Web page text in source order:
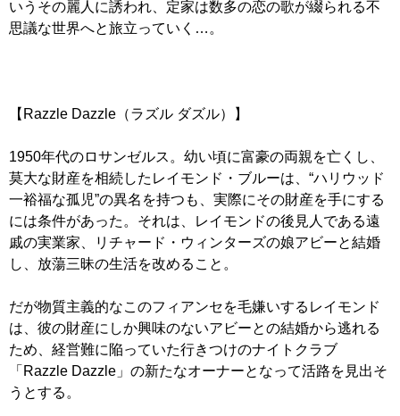
いうその麗人に誘われ、定家は数多の恋の歌が綴られる不
思議な世界へと旅立っていく…。
【Razzle Dazzle（ラズル ダズル）】
1950年代のロサンゼルス。幼い頃に富豪の両親を亡くし、
莫大な財産を相続したレイモンド・ブルーは、“ハリウッド
一裕福な孤児”の異名を持つも、実際にその財産を手にする
には条件があった。それは、レイモンドの後見人である遠
戚の実業家、リチャード・ウィンターズの娘アビーと結婚
し、放蕩三昧の生活を改めること。
だが物質主義的なこのフィアンセを毛嫌いするレイモンド
は、彼の財産にしか興味のないアビーとの結婚から逃れる
ため、経営難に陥っていた行きつけのナイトクラブ
「Razzle Dazzle」の新たなオーナーとなって活路を見出そ
うとする。